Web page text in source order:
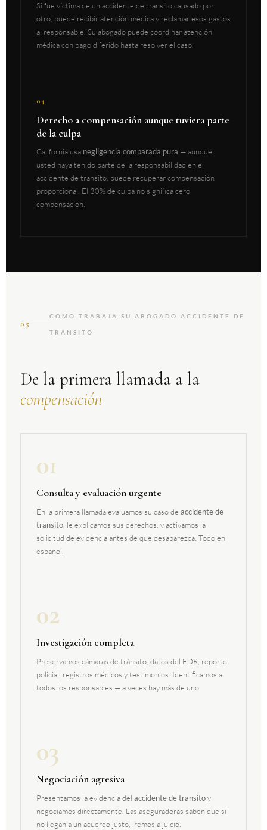
Si fue víctima de un accidente de transito causado por
otro, puede recibir atención médica y reclamar esos gastos
al responsable. Su abogado puede coordinar atención
médica con pago diferido hasta resolver el caso.
04
Derecho a compensación aunque tuviera parte
de la culpa
California usa negligencia comparada pura — aunque
usted haya tenido parte de la responsabilidad en el
accidente de transito, puede recuperar compensación
proporcional. El 30% de culpa no significa cero
compensación.
05
CÓMO TRABAJA SU ABOGADO ACCIDENTE DE
TRANSITO
De la primera llamada a la
compensación
01
Consulta y evaluación urgente
En la primera llamada evaluamos su caso de accidente de
transito , le explicamos sus derechos, y activamos la
solicitud de evidencia antes de que desaparezca. Todo en
español.
02
Investigación completa
Preservamos cámaras de tránsito, datos del EDR, reporte
policial, registros médicos y testimonios. Identificamos a
todos los responsables — a veces hay más de uno.
03
Negociación agresiva
Presentamos la evidencia del accidente de transitoy
negociamos directamente. Las aseguradoras saben que si
no llegan a un acuerdo justo, iremos a juicio.